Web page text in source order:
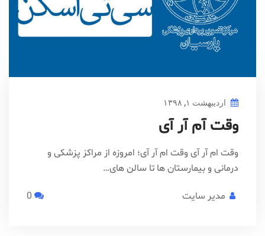
اردیبهشت ۱, ۱۳۹۸
وقت آم آر آی
وقت ام آر آی وقت ام آر آی؛ امروزه از مراکز پزشکی و
درمانی و بیمارستان ها تا سالن های…
مدیر سایت